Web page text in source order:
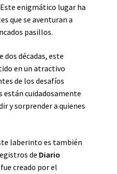
enigmático lugar ha
que se aventuran a
pasillos.
dos décadas, este
en un atractivo
de los desafíos
están cuidadosamente
y sorprender a quienes
laberinto es también
de Diario
creado por el